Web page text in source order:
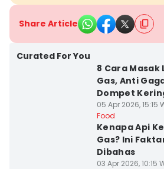
Share Article
Curated For You
8 Cara
Gas, Anti
Dompet
05 Apr 2026, 15:15
Food
Kenapa Api
Gas? Ini
Dibahas
03 Apr 2026, 10:15